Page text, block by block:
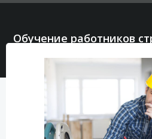
Обучение работников